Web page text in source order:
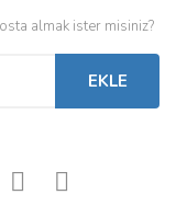
almak ister misiniz?
EKLE